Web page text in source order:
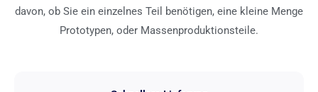
davon, ob Sie ein einzelnes Teil benötigen, eine kleine Menge
Prototypen, oder Massenproduktionsteile.